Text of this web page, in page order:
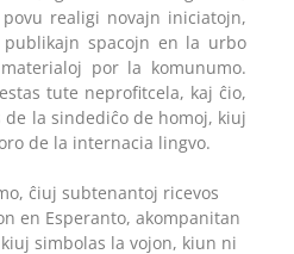
realigi novajn iniciatojn,
spacojn en la urbo
por la komunumo.
tute neprofitcela, kaj ĉio,
de la sindediĉo de homoj, kiuj
de la internacia lingvo.
ĉiuj subtenantoj ricevos
en Esperanto, akompanitan
simbolas la vojon, kiun ni